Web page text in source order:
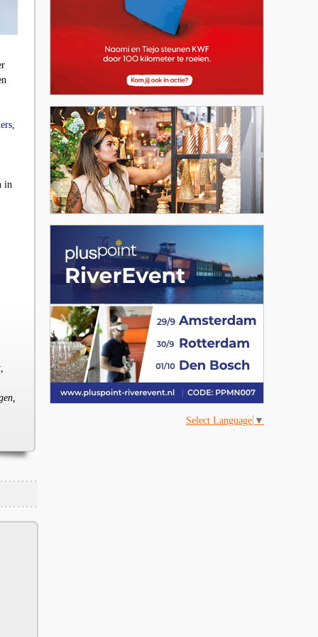
,
in
Select Language ▼